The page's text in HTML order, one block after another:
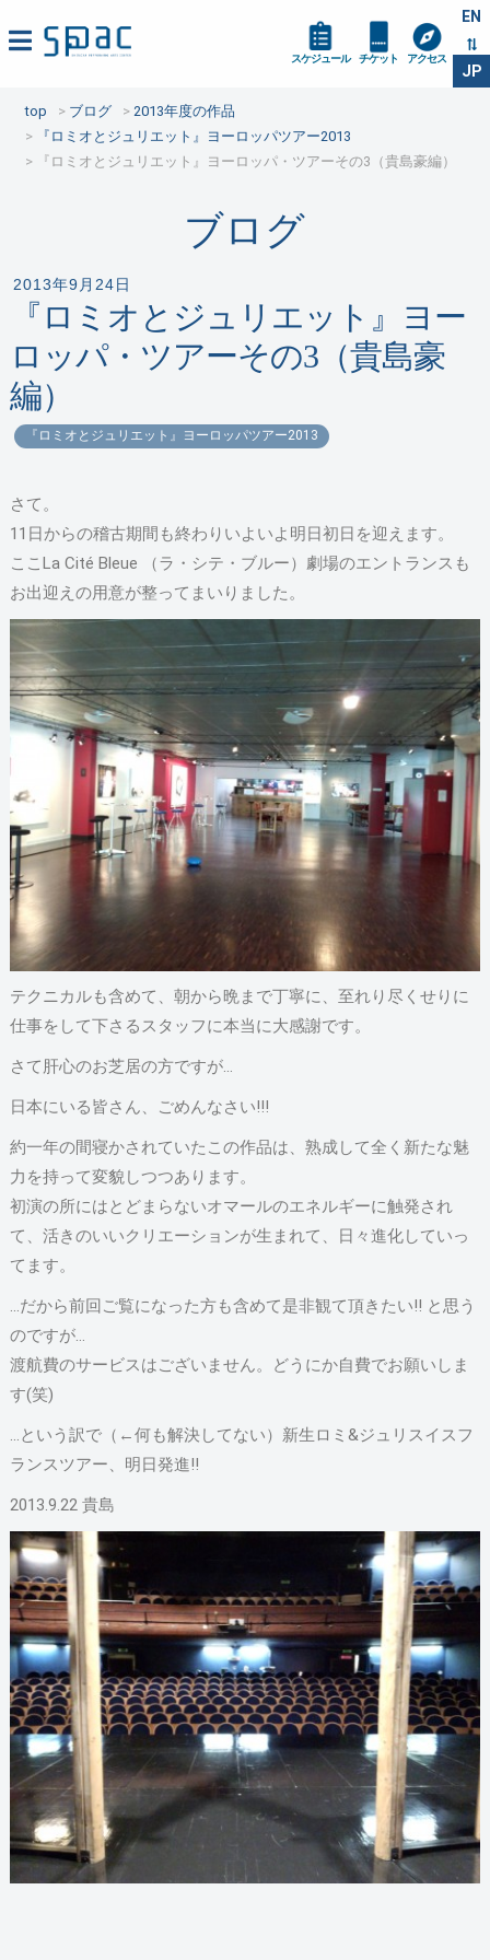
EN
JP
スケジュール チケット アクセス
top ブログ
2013年度の作品
『ロミオとジュリエット』ヨーロッパツアー2013
『ロミオとジュリエット』ヨーロッパ・ツアーその3（貴島豪編）
ブログ
2013年9月24日
『ロミオとジュリエット』ヨー
ロッパ・ツアーその3（貴島豪
編）
『ロミオとジュリエット』ヨーロッパツアー2013
さて。
11日からの稽古期間も終わりいよいよ明日初日を迎えます。
ここLa Cité Bleue （ラ・シテ・ブルー）劇場のエントランスも
お出迎えの用意が整ってまいりました。
テクニカルも含めて、朝から晩まで丁寧に、至れり尽くせりに
仕事をして下さるスタッフに本当に大感謝です。
さて肝心のお芝居の方ですが…
日本にいる皆さん、ごめんなさい!!!
約一年の間寝かされていたこの作品は、熟成して全く新たな魅
力を持って変貌しつつあります。
初演の所にはとどまらないオマールのエネルギーに触発され
て、活きのいいクリエーションが生まれて、日々進化していっ
てます。
…だから前回ご覧になった方も含めて是非観て頂きたい!! と思う
のですが…
渡航費のサービスはございません。どうにか自費でお願いしま
す(笑)
…という訳で（←何も解決してない）新生ロミ&ジュリスイスフ
ランスツアー、明日発進!!
2013.9.22 貴島